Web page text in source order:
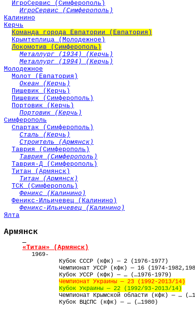
ИгроСервис (Симферополь)
ИгроСервис (Симферополь)
Калинино
Керчь
Команда города Евпатории (Евпатория)
Крымтеплица (Молодежное)
Локомотив (Симферополь)
Металлург (1934) (Керчь)
Металлург (1994) (Керчь)
Молодежное
Молот (Евпатория)
Океан (Керчь)
Пищевик (Керчь)
Пищевик (Симферополь)
Портовик (Керчь)
Портовик (Керчь)
Симферополь
Спартак (Симферополь)
Сталь (Керчь)
Строитель (Армянск)
Таврия (Симферополь)
Таврия (Симферополь)
Таврия-Д (Симферополь)
Титан (Армянск)
Титан (Армянск)
ТСК (Симферополь)
Феникс (Калинино)
Феникс-Ильичевец (Калинино)
Феникс-Ильичевец (Калинино)
Ялта
Армянск
«Титан» ( Армянск)
1969-
КубокСССР (кфк) — 2 (1976-1977)
Чемпионат УССР (кфк) — 16 (1974-
КубокУССР (кфк) — … (…1976-1979)
Чемпионат Украины — 23 (1992-2013/14)
КубокУкраины—22 (1992/93-2013/14)
Чемпионат Крымской области (кфк) — …
Кубок ВЦСПС (кфк) — … (…1980)